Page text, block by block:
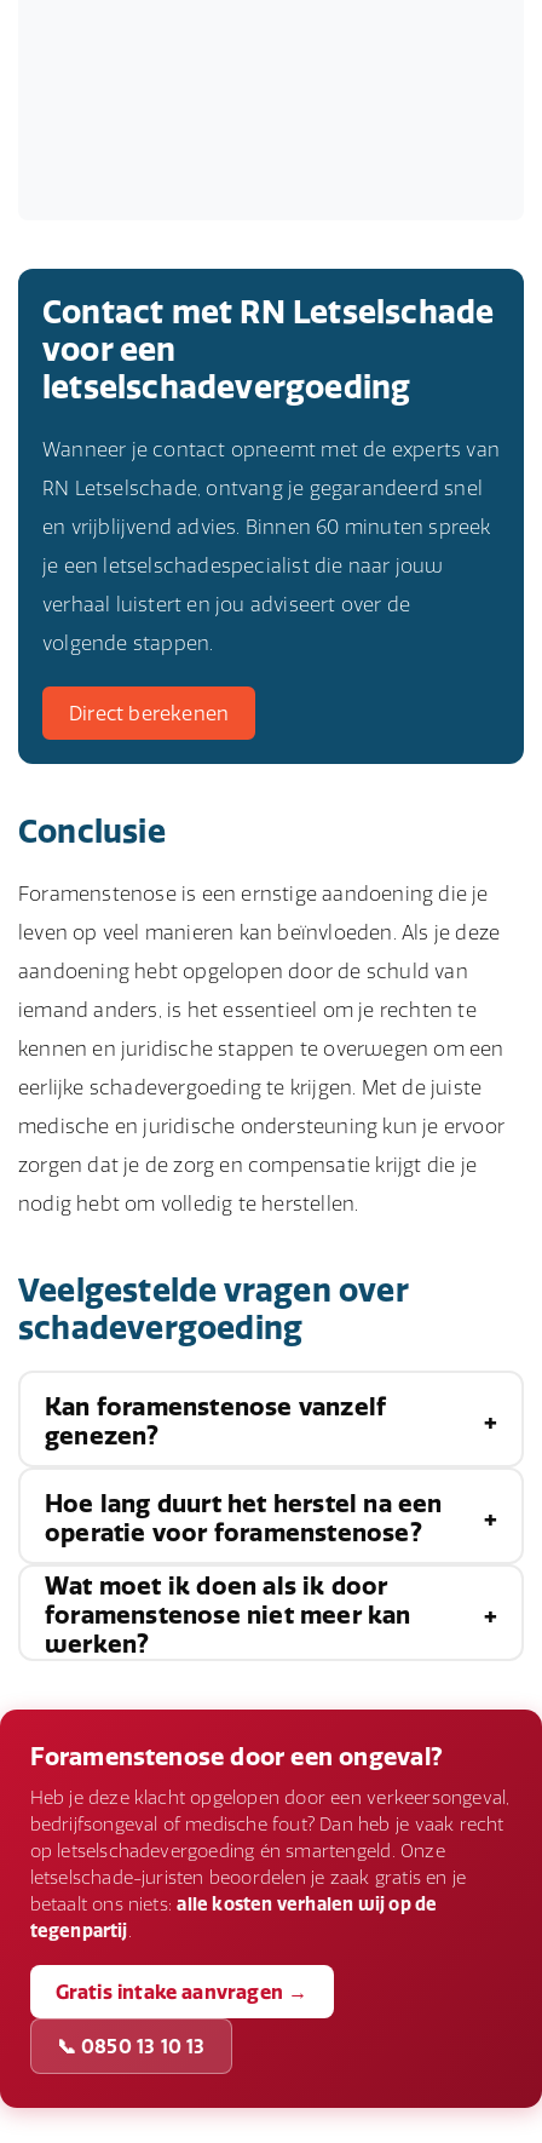
Contact met RN Letselschade
voor een
letselschadevergoeding
Wanneer je contact opneemt met de experts van
RN Letselschade, ontvang je gegarandeerd snel
en vrijblijvend advies. Binnen 60 minuten spreek
je een letselschadespecialist die naar jouw
verhaal luistert en jou adviseert over de
volgende stappen.
Direct berekenen
Conclusie
Foramenstenose is een ernstige aandoening die je
leven op veel manieren kan beïnvloeden. Als je deze
aandoening hebt opgelopen door de schuld van
iemand anders, is het essentieel om je rechten te
kennen en juridische stappen te overwegen om een
eerlijke schadevergoeding te krijgen. Met de juiste
medische en juridische ondersteuning kun je ervoor
zorgen dat je de zorg en compensatie krijgt die je
nodig hebt om volledig te herstellen.
Veelgestelde vragen over
schadevergoeding
Kan foramenstenose vanzelf
genezen?
Foramenstenose is meestal een chronische
aandoening die niet vanzelf geneest.
Behandeling kan echter helpen om de
symptomen te beheersen en de kwaliteit van
Hoe lang duurt het herstel na een
operatie voor foramenstenose?
Het herstel na een operatie voor
foramenstenose varieert afhankelijk van de
duren voordat volledig herstel is bereikt.
Wat moet ik doen als ik door
foramenstenose niet meer kan
werken?
bespreken met je letselschadeadvocaat.
Foramenstenose door een ongeval?
Heb je deze klacht opgelopen door een verkeersongeval,
bedrijfsongeval of medische fout? Dan heb je vaak recht
op letselschadevergoeding én smartengeld. Onze
letselschade-juristen beoordelen je zaak gratis en je
betaalt ons niets:alle kosten verhalen wij op de
tegenpartij
Gratis intake aanvragen →
📞 0850 13 10 13